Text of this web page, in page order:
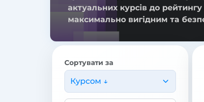
актуальних курсів до
максимально вигідним та
Сортувати за
Курсом ↓